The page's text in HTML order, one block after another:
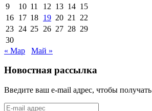
9
10 11 12 13 14 15
16 17 18 19 20 21
22
23 24 25 26 27 28 29
30
« Мар
Май »
Новостная рассылка
Введите ваш e-mail адрес, чтобы
E-